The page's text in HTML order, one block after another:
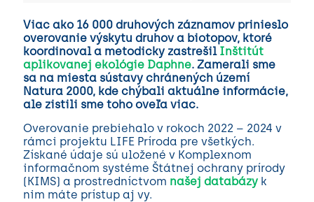
Viac ako 16 000 druhových záznamov prinieslo
overovanie výskytu druhov a biotopov, ktoré
koordinoval a metodicky zastrešil Inštitút
aplikovanej ekológie Daphne. Zamerali sme
sa na miesta sústavy chránených území
Natura 2000, kde chýbali aktuálne informácie,
ale zistili sme toho oveľa viac.
Overovanie prebiehalo v rokoch 2022 – 2024 v
rámci projektu LIFE Príroda pre všetkých.
Získané údaje sú uložené v Komplexnom
informačnom systéme Štátnej ochrany prírody
(KIMS) a prostredníctvom našej databázy k
nim máte prístup aj vy.